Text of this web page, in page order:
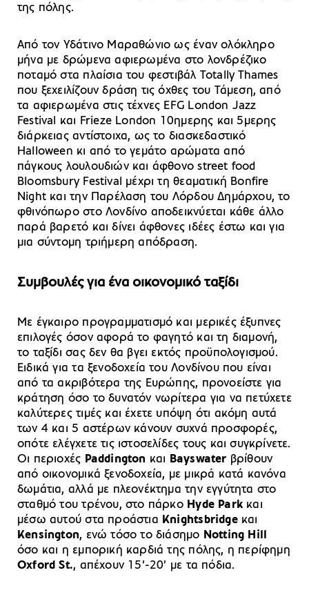
της πόλης.
Από τον Υδάτινο Μαραθώνιο ως έναν ολόκληρο
μήνα με δρώμενα αφιερωμένα στο λονδρέζικο
ποταμό στα πλαίσια του φεστιβάλ Totally Thames
που ξεχειλίζουν δράση τις όχθες του Τάμεση, από
τα αφιερωμένα στις τέχνες EFG London Jazz
Festival και Frieze London 10ημερης και 5μερης
διάρκειας αντίστοιχα, ως το διασκεδαστικό
Halloween κι από το γεμάτο αρώματα από
πάγκους λουλουδιών και άφθονο street food
Bloomsbury Festival μέχρι τη θεαματική Bonfire
Night και την Παρέλαση του Λόρδου Δημάρχου, το
φθινόπωρο στο Λονδίνο αποδεικνύεται κάθε άλλο
παρά βαρετό και δίνει άφθονες ιδέες έστω και για
μια σύντομη τριήμερη απόδραση.
Συμβουλές για ένα οικονομικό ταξίδι
Με έγκαιρο προγραμματισμό και μερικές έξυπνες
επιλογές όσον αφορά το φαγητό και τη διαμονή,
το ταξίδι σας δεν θα βγει εκτός προϋπολογισμού.
Ειδικά για τα ξενοδοχεία του Λονδίνου που είναι
από τα ακριβότερα της Ευρώπης, προνοείστε για
κράτηση όσο το δυνατόν νωρίτερα για να πετύχετε
καλύτερες τιμές και έχετε υπόψη ότι ακόμη αυτά
των 4 και 5 αστέρων κάνουν συχνά προσφορές,
οπότε ελέγχετε τις ιστοσελίδες τους και συγκρίνετε.
Οι περιοχές Paddington και Bayswater βρίθουν
από οικονομικά ξενοδοχεία, με μικρά κατά κανόνα
δωμάτια, αλλά με πλεονέκτημα την εγγύτητα στο
σταθμό του τρένου, στο πάρκο Hyde Park και
μέσω αυτού στα προάστια Knightsbridge και
Kensington, ενώ τόσο το διάσημο Notting Hill
όσο και η εμπορική καρδιά της πόλης, η περίφημη
Oxford St., απέχουν 15’-20’ με τα πόδια.